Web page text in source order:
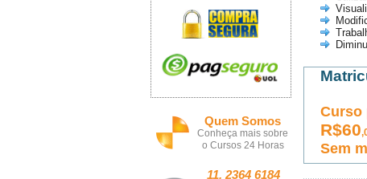
Quem Somos
Conheça mais sobre
o Cursos 24 Horas
11. 2364 6184
Curso
R$60
Sem